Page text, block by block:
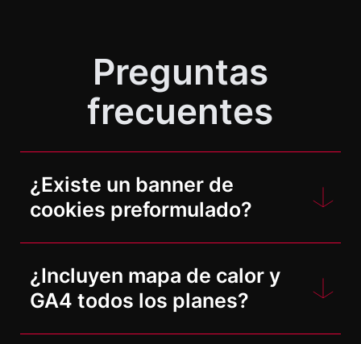
Preguntas
frecuentes
¿Existe un banner de
cookies preformulado?
Lamentablemente, no. Dado que los
requisitos para los banners de
cookies varían de un país a otro, no
podemos ofrecer un banner de
¿Incluyen mapa de calor y
GA4 todos los planes?